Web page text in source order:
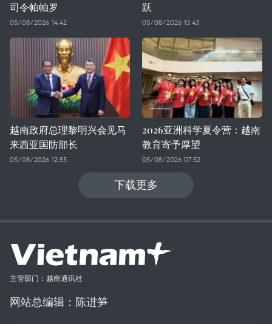
司令帕帕罗
05/08/2026 14:42
跃
05/08/2026 13:43
越南政府总理黎明兴会见马
来西亚国防部长
05/08/2026 12:55
2026亚洲科学夏令营：越南
教育寄予厚望
05/08/2026 07:52
下载更多
主管部门：越南通讯社
网站总编辑：陈进笋